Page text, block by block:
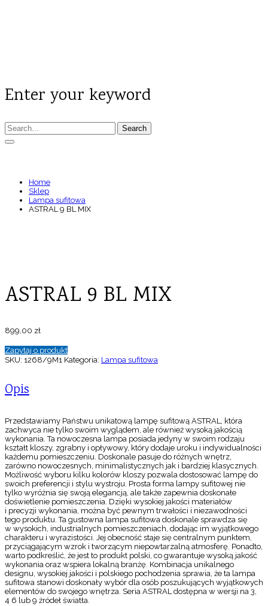
Enter your keyword
Search
Home
Sklep
Lampa sufitowa
ASTRAL 9 BL MIX
ASTRAL 9 BL MIX
899,00 zł
Zapytaj o produkt
SKU: 1268/9M1 Kategoria: Lampa sufitowa
Opis
Przedstawiamy Państwu unikatową lampę sufitową ASTRAL, która
zachwyca nie tylko swoim wyglądem, ale również wysoką jakością
wykonania. Ta nowoczesna lampa posiada jedyny w swoim rodzaju
kształt kloszy, zgrabny i opływowy, który dodaje uroku i indywidualności
każdemu pomieszczeniu. Doskonale pasuje do różnych wnętrz,
zarówno nowoczesnych, minimalistycznych jak i bardziej klasycznych.
Możliwość wyboru kilku kolorów kloszy pozwala dostosować lampę do
swoich preferencji i stylu wystroju. Prosta forma lampy sufitowej nie
tylko wyróżnia się swoją elegancją, ale także zapewnia doskonałe
doświetlenie pomieszczenia. Dzięki wysokiej jakości materiałów
i precyzji wykonania, można być pewnym trwałości i niezawodności
tego produktu. Ta gustowna lampa sufitowa doskonale sprawdza się
w wysokich, industrialnych pomieszczeniach, dodając im wyjątkowego
charakteru i wyrazistości. Jej obecność staje się centralnym punktem,
przyciągającym wzrok i tworzącym niepowtarzalną atmosferę. Ponadto,
warto podkreślić, że jest to produkt polski, co gwarantuje wysoką jakość
wykonania oraz wspiera lokalną branżę. Kombinacja unikalnego
designu, wysokiej jakości i polskiego pochodzenia sprawia, że ta lampa
sufitowa stanowi doskonały wybór dla osób poszukujących wyjątkowych
elementów do swojego wnętrza. Seria ASTRAL dostępna w wersji na 3,
4 6 lub 9 źródeł światła.